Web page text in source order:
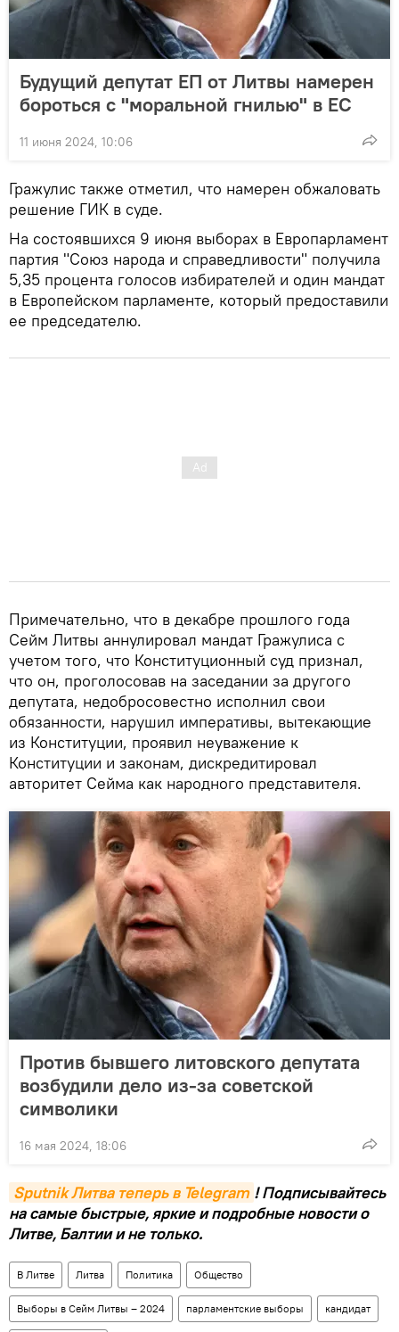
Будущий депутат ЕП от Литвы намерен
бороться с "моральной гнилью" в ЕС
11 июня 2024, 10:06
Гражулис также отметил, что намерен обжаловать
решение ГИК в суде.
На состоявшихся 9 июня выборах в Европарламент
партия "Союз народа и справедливости" получила
5,35 процента голосов избирателей и один мандат
в Европейском парламенте, который предоставили
ее председателю.
Примечательно, что в декабре прошлого года
Сейм Литвы аннулировал мандат Гражулиса с
учетом того, что Конституционный суд признал,
что он, проголосовав на заседании за другого
депутата, недобросовестно исполнил свои
обязанности, нарушил императивы, вытекающие
из Конституции, проявил неуважение к
Конституции и законам, дискредитировал
авторитет Сейма как народного представителя.
Против бывшего литовского депутата
возбудили дело из-за советской
символики
16 мая 2024, 18:06
Sputnik Литва теперь в Telegram ! Подписывайтесь
на самые быстрые, яркие и подробные новости о
Литве, Балтии и не только.
В Литве Литва Политика Общество
Выборы в Сейм Литвы – 2024 парламентские выборы кандидат